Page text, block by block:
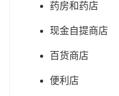
药房和药店
现金自提商店
百货商店
便利店